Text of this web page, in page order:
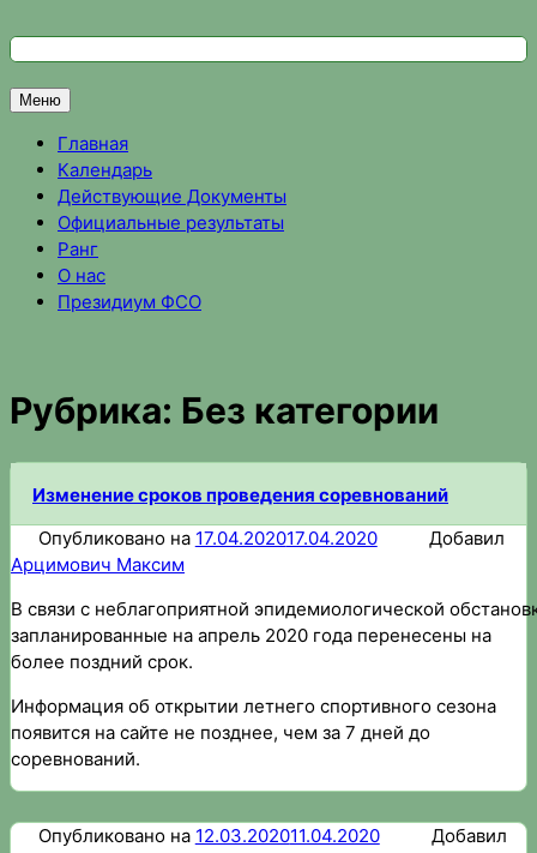
кФедерация спортивного ориентирования Омской области
Спортивное ориентирование в Омске, результаты
Меню
Главная
Календарь
Действующие Документы
Официальные результаты
Ранг
О нас
Президиум ФСО
Рубрика: Без категории
Изменение сроков проведения соревнований
Опубликовано на 17.04.202017.04.2020
Добавил
Арцимович Максим
В связи с неблагоприятной эпидемиологической
запланированные на апрель 2020 года перенесены на
более поздний срок.
Информация об открытии летнего спортивного сезона
появится на сайте не позднее, чем за 7 дней до
соревнований.
Опубликовано на 12.03.202011.04.2020
Добавил